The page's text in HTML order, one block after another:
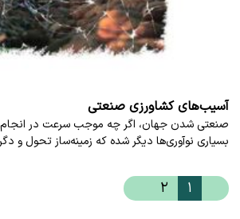
آسیب‌های کشاورزی صنعتی
صنعتی شدن جهان، اگر چه موجب سرعت در انجام
بسیاری نوآوری‌ها دیگر شده که زمینه‌ساز تحول و
۱ ۲